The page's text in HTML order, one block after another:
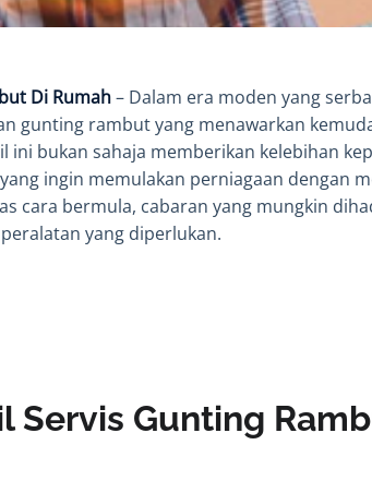
Di Rumah– Dalam era moden yang
gunting rambut yang menawarkan
bukan sahaja memberikan kelebihan
ingin memulakan perniagaan dengan
cara bermula, cabaran yang mungkin
yang diperlukan.
Servis Gunting